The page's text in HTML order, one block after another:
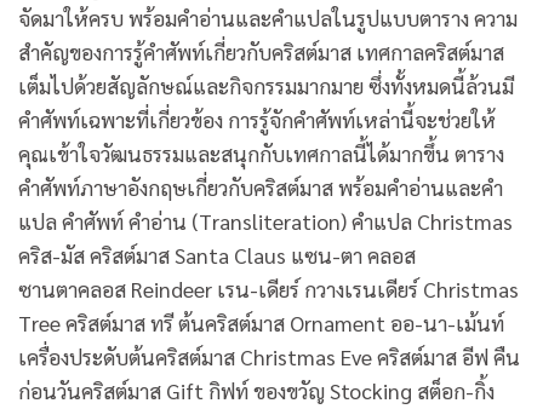
จัดมาให้ครบ พร้อมคำอ่านและคำแปลในรูปแบบตาราง ความ
สำคัญของการรู้คําศัพท์เกี่ยวกับคริสต์มาส เทศกาลคริสต์มาส
เต็มไปด้วยสัญลักษณ์และกิจกรรมมากมาย ซึ่งทั้งหมดนี้ล้วนมี
คำศัพท์เฉพาะที่เกี่ยวข้อง การรู้จักคำศัพท์เหล่านี้จะช่วยให้
คุณเข้าใจวัฒนธรรมและสนุกกับเทศกาลนี้ได้มากขึ้น ตาราง
คําศัพท์ภาษาอังกฤษเกี่ยวกับคริสต์มาส พร้อมคำอ่านและคำ
แปล คำศัพท์ คำอ่าน (Transliteration) คำแปล Christmas
คริส-มัส คริสต์มาส Santa Claus แซน-ตา คลอส
ซานตาคลอส Reindeer เรน-เดียร์ กวางเรนเดียร์ Christmas
Tree คริสต์มาส ทรี ต้นคริสต์มาส Ornament ออ-นา-เม้นท์
เครื่องประดับต้นคริสต์มาส Christmas Eve คริสต์มาส อีฟ คืน
ก่อนวันคริสต์มาส Gift กิฟท์ ของขวัญ Stocking สต็อก-กิ้ง